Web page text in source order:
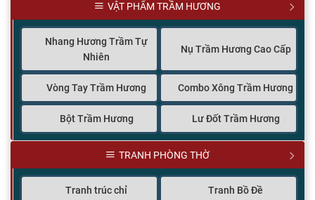
VẬT PHẨM TRẦM HƯƠNG
Nhang Hương Trầm Tự
Nhiên
Nụ Trầm Hương Cao Cấp
Vòng Tay Trầm Hương Combo Xông Trầm Hương
Bột Trầm Hương Lư Đốt Trầm Hương
TRANH PHÒNG THỜ
Tranh trúc chỉ Tranh Bồ Đề